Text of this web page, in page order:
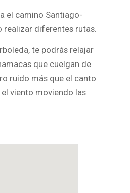
el camino Santiago-
realizar diferentes rutas.
te podrás relajar
que cuelgan de
ruido más que el canto
viento moviendo las